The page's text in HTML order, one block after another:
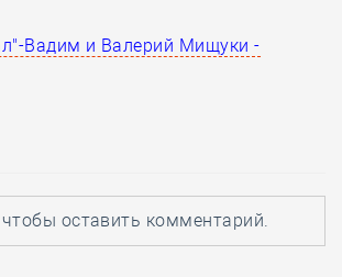
Вадим и Валерий Мищуки -
чтобы оставить комментарий.